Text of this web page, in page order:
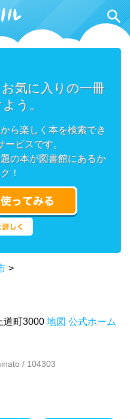
気に入りの一冊
う。
ら楽しく本を検索でき
ービスです。
の本が図書館にあるか
！
>
道町3000 地図 公式ホーム
/ 104303